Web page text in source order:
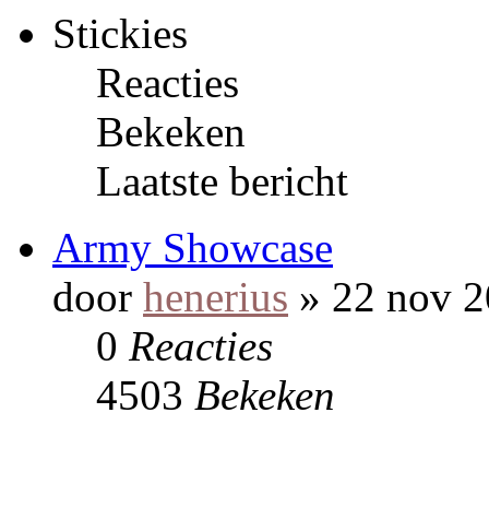
Stickies
Reacties
Bekeken
Laatste bericht
Army Showcase
door henerius » 22 nov
0 Reacties
4503 Bekeken